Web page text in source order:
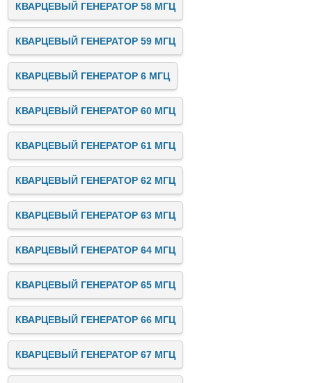
КВАРЦЕВЫЙ ГЕНЕРАТОР 58 МГЦ
КВАРЦЕВЫЙ ГЕНЕРАТОР 59 МГЦ
КВАРЦЕВЫЙ ГЕНЕРАТОР 6 МГЦ
КВАРЦЕВЫЙ ГЕНЕРАТОР 60 МГЦ
КВАРЦЕВЫЙ ГЕНЕРАТОР 61 МГЦ
КВАРЦЕВЫЙ ГЕНЕРАТОР 62 МГЦ
КВАРЦЕВЫЙ ГЕНЕРАТОР 63 МГЦ
КВАРЦЕВЫЙ ГЕНЕРАТОР 64 МГЦ
КВАРЦЕВЫЙ ГЕНЕРАТОР 65 МГЦ
КВАРЦЕВЫЙ ГЕНЕРАТОР 66 МГЦ
КВАРЦЕВЫЙ ГЕНЕРАТОР 67 МГЦ